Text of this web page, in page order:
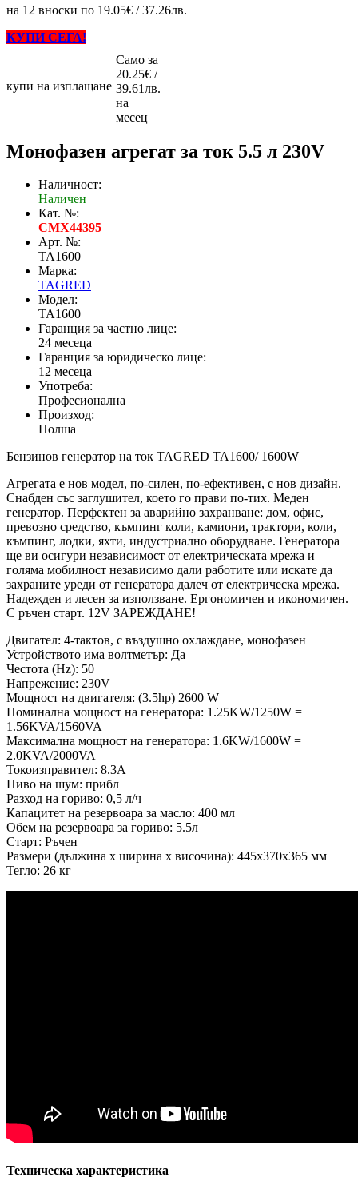
на 12 вноски по 19.05€ / 37.26лв.
КУПИ СЕГА!
купи на изплащане
Само за
20.25€ /
39.61лв.
на
месец
Монофазен агрегат за ток 5.5 л 230V
Наличност:
Наличен
Кат. №:
CMX44395
Арт. №:
TA1600
Марка:
TAGRED
Модел:
TA1600
Гаранция за частно лице:
24 месеца
Гаранция за юридическо лице:
12 месеца
Употреба:
Професионална
Произход:
Полша
Бензинов генератор на ток TAGRED TA1600/ 1600W
Агрегата е нов модел, по-силен, по-ефективен, с нов дизайн.
Снабден със заглушител, което го прави по-тих. Меден
генератор. Перфектен за аварийно захранване: дом, офис,
превозно средство, къмпинг коли, камиони, трактори, коли,
къмпинг, лодки, яхти, индустриално оборудване. Генератора
ще ви осигури независимост от електрическата мрежа и
голяма мобилност независимо дали работите или искате да
захраните уреди от генератора далеч от електрическа мрежа.
Надежден и лесен за използване. Ергономичен и икономичен.
С ръчен старт. 12V ЗАРЕЖДАНЕ!
Двигател: 4-тактов, с въздушно охлаждане, монофазен
Устройството има волтметър: Да
Честота (Hz): 50
Напрежение: 230V
Мощност на двигателя: (3.5hp) 2600 W
Номинална мощност на генератора: 1.25KW/1250W =
1.56KVA/1560VA
Максимална мощност на генератора: 1.6KW/1600W =
2.0KVA/2000VA
Токоизправител: 8.3A
Ниво на шум: прибл
Разход на гориво: 0,5 л/ч
Капацитет на резервоара за масло: 400 мл
Обем на резервоара за гориво: 5.5л
Старт: Ръчен
Размери (дължина х ширина х височина): 445x370x365 мм
Тегло: 26 кг
Техническа характеристика